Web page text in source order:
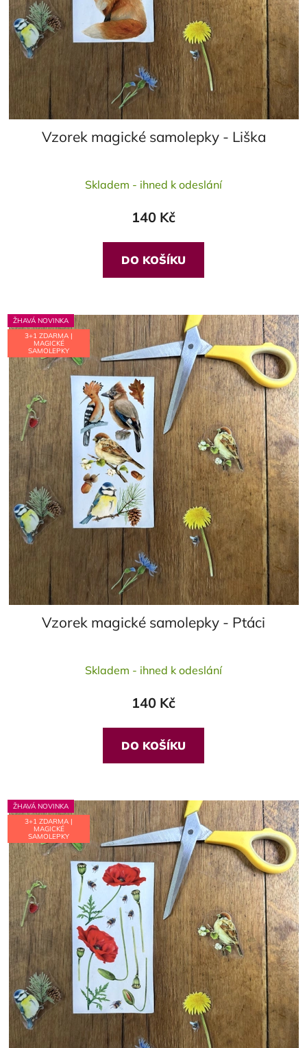
Vzorek magické samolepky - Liška
Skladem - ihned k odeslání
140 Kč
DO KOŠÍKU
ŽHAVÁ NOVINKA
3+1 ZDARMA |
MAGICKÉ
SAMOLEPKY
Vzorek magické samolepky - Ptáci
hodnocení
je
5,0
z
5
Skladem - ihned k odeslání
140 Kč
DO KOŠÍKU
ŽHAVÁ NOVINKA
3+1 ZDARMA |
MAGICKÉ
SAMOLEPKY